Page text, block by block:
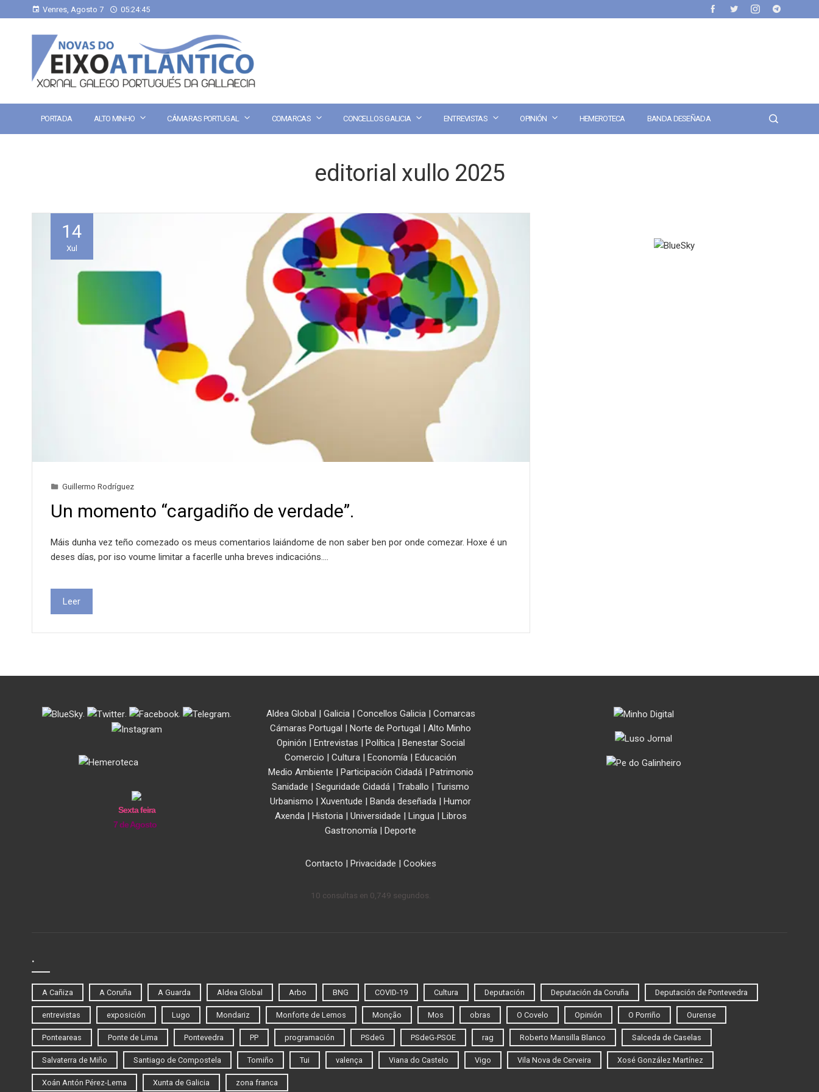
Venres, Agosto 7 05:24:45
PORTADA ALTO MINHO CÁMARAS PORTUGAL COMARCAS CONCELLOS GALICIA ENTREVISTAS OPINIÓN HEMEROTECA BANDA DESEÑADA
editorial xullo 2025
14
Xul
Guillermo Rodríguez
Un momento “cargadiño de verdade”.
Máis dunha vez teño comezado os meus comentarios laiándome de non saber ben por onde comezar. Hoxe é un
deses días, por iso voume limitar a facerlle unha breves indicacións.…
Leer
. . . .
Sexta feira
7 de Agosto
Aldea Global | Galicia| Concellos Galicia| Comarcas
Cámaras Portugal | Norte de Portugal | Alto Minho
Opinión | Entrevistas | Política| Benestar Social
Comercio | Cultura | Economía | Educación
Medio Ambiente | Participación Cidadá| Patrimonio
Sanidade | Seguridade Cidadá | Traballo | Turismo
Urbanismo | Xuventude | Banda deseñada | Humor
Axenda| Historia| Universidade | Lingua| Libros
Gastronomía | Deporte
Contacto | Privacidade | Cookies
10 consultas en 0,749 segundos.
.
A Cañiza A Coruña A Guarda Aldea Global Arbo BNG COVID-19 Cultura Deputación Deputación da Coruña Deputación de Pontevedra
entrevistas exposición Lugo Mondariz Monforte de Lemos Monção Mos obras O Covelo Opinión O Porriño Ourense
Ponteareas Ponte de Lima Pontevedra PP programación PSdeG PSdeG-PSOE rag Roberto Mansilla Blanco Salceda de Caselas
Salvaterra de Miño Santiago de Compostela Tomiño Tui valença Viana do Castelo Vigo Vila Nova de Cerveira Xosé González Martínez
Xoán Antón Pérez-Lema Xunta de Galicia zona franca